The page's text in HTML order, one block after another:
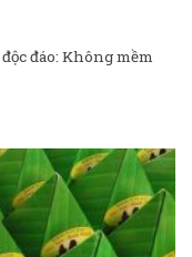
đáo: Không mềm